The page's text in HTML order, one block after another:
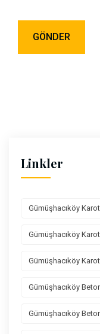
Linkler
Gümüşhacıköy Karot
Gümüşhacıköy
Gümüşhacıköy Karot
Gümüşhacıköy
Gümüşhacıköy